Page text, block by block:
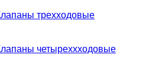
трехходовые
четыреххходовые